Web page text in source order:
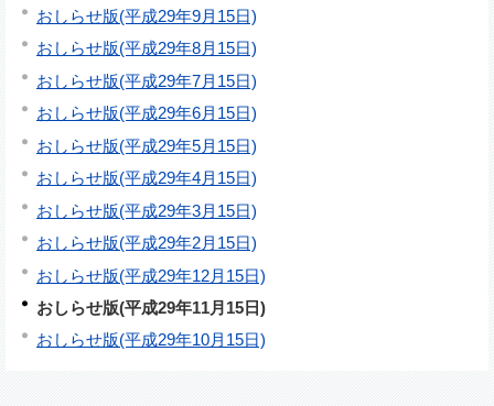
おしらせ版(平成29年9月15日)
おしらせ版(平成29年8月15日)
おしらせ版(平成29年7月15日)
おしらせ版(平成29年6月15日)
おしらせ版(平成29年5月15日)
おしらせ版(平成29年4月15日)
おしらせ版(平成29年3月15日)
おしらせ版(平成29年2月15日)
おしらせ版(平成29年12月15日)
おしらせ版(平成29年11月15日)
おしらせ版(平成29年10月15日)